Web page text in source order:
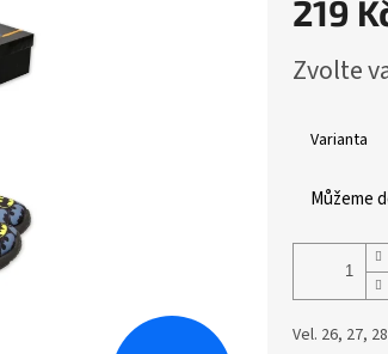
219
cena:
Zvolte
Varianta
Můžeme
Vel. 26, 27,